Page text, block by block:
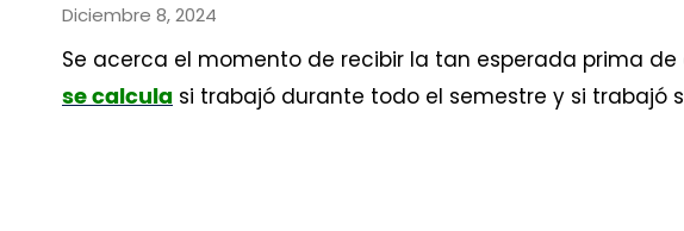
Diciembre 8, 2024
Se acerca el momento de recibir la tan esperada prima
se calcula si trabajó durante todo el semestre y si trabajó